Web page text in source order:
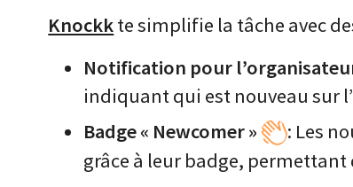
Knockkte simplifie la tâche avec
Notification pour
indiquant qui est nouveau sur
Badge « Newcomer »
: Les
grâce à leur badge,